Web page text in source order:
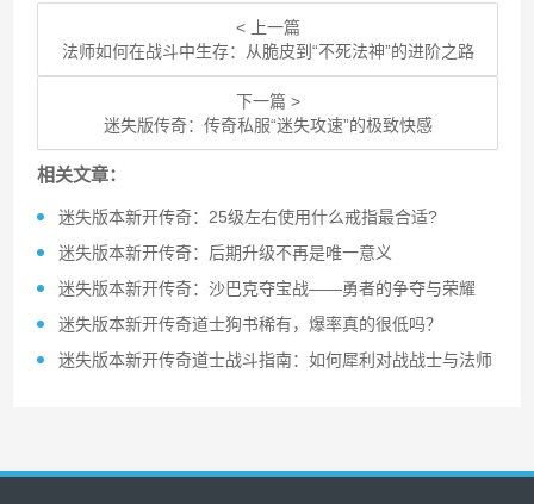
< 上一篇
法师如何在战斗中生存：从脆皮到“不死法神”的进阶之路
下一篇 >
迷失版传奇：传奇私服“迷失攻速”的极致快感
相关文章：
迷失版本新开传奇：25级左右使用什么戒指最合适?
迷失版本新开传奇：后期升级不再是唯一意义
迷失版本新开传奇：沙巴克夺宝战——勇者的争夺与荣耀
迷失版本新开传奇道士狗书稀有，爆率真的很低吗？
迷失版本新开传奇道士战斗指南：如何犀利对战战士与法师